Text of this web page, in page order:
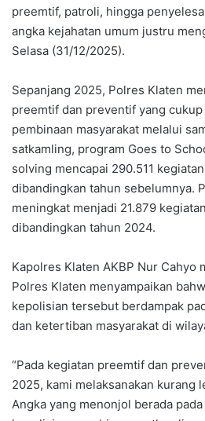
preemtif, patroli, hingga
angka kejahatan umum justru
Selasa (31/12/2025).
Sepanjang 2025, Polres Klaten
preemtif dan preventif yang cukup
pembinaan masyarakat melalui
satkamling, program Goes to
solving mencapai 290.511
dibandingkan tahun sebelumnya.
meningkat menjadi 21.879
dibandingkan tahun 2024.
Kapolres Klaten AKBP Nur Cahyo
Polres Klaten menyampaikan
kepolisian tersebut berdampak
dan ketertiban masyarakat di
“Pada kegiatan preemtif dan
2025, kami melaksanakan kurang
Angka yang menonjol berada